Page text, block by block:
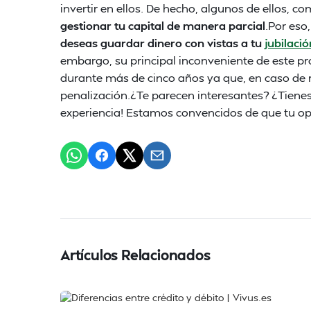
invertir en ellos. De hecho, algunos de ellos,
gestionar tu capital de manera parcial .Por eso,
deseas guardar dinero con vistas a tu
embargo, su principal inconveniente de este
durante más de cinco años ya que, en caso
penalización.¿Te parecen interesantes?
experiencia! Estamos convencidos de que tu
Artículos Relacionados